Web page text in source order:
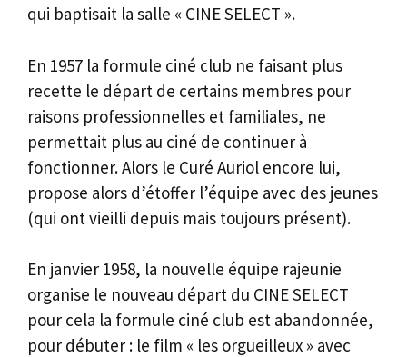
qui baptisait la salle « CINE SELECT ».
En 1957 la formule ciné club ne faisant plus
recette le départ de certains membres pour
raisons professionnelles et familiales, ne
permettait plus au ciné de continuer à
fonctionner. Alors le Curé Auriol encore lui,
propose alors d’étoffer l’équipe avec des jeunes
(qui ont vieilli depuis mais toujours présent).
En janvier 1958, la nouvelle équipe rajeunie
organise le nouveau départ du CINE SELECT
pour cela la formule ciné club est abandonnée,
pour débuter : le film « les orgueilleux » avec